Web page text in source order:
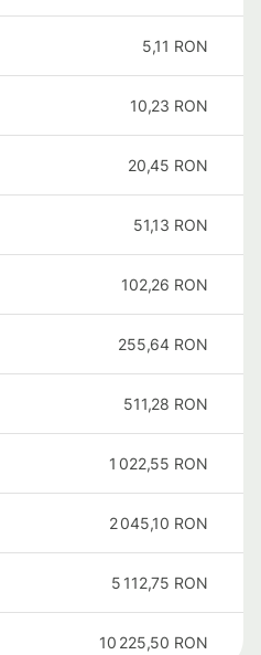
5,11 RON
10,23 RON
20,45 RON
51,13 RON
102,26 RON
255,64 RON
511,28 RON
1 022,55 RON
2 045,10 RON
5 112,75 RON
10 225,50 RON